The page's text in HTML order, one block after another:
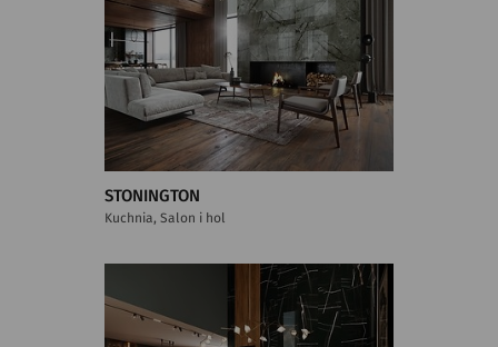
STONINGTON
Kuchnia, Salon i hol